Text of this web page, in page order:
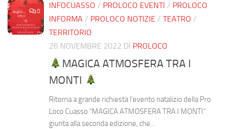
0
INFOCUASSO / PROLOCO EVENTI / PROLOCO
INFORMA / PROLOCO NOTIZIE / TEATRO /
TERRITORIO
26 NOVEMBRE 2022 DI PROLOCO
MAGICA ATMOSFERA TRA I
MONTI
Ritorna a grande richiesta l’evento natalizio della Pro
Loco Cuasso “MAGICA ATMOSFERA TRA I MONTI”
giunta alla seconda edizione, che...